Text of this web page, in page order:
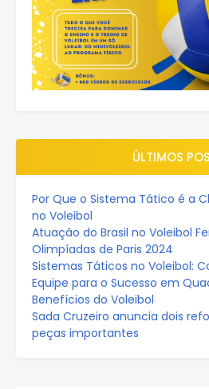
ÚLTIMOS
Por Que o Sistema Tático é a
no Voleibol
Atuação do Brasil no Voleibol
Olimpíadas de Paris 2024
Sistemas Táticos no Voleibol:
Equipe para o Sucesso em
Benefícios do Voleibol
Sada Cruzeiro anuncia dois
peças importantes